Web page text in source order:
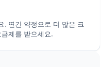
. 연간 약정으로 더 많은 크
제를 받으세요.